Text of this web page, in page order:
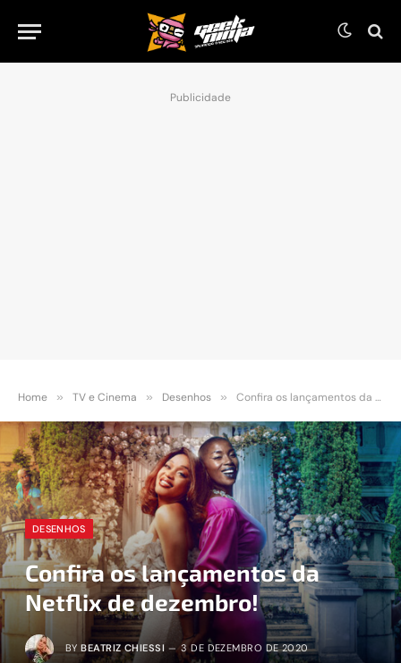
Publicidade
Home » TV e Cinema » Desenhos » Confira os lançamentos da Netflix de dezembro!
DESENHOS
Confira os lançamentos da
Netflix de dezembro!
BY BEATRIZ CHIESSI 3 DE DEZEMBRO DE 2020